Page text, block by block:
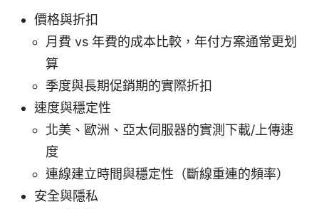
價格與折扣
月費 vs 年費的成本比較，年付方案通常更划
算
季度與長期促銷期的實際折扣
速度與穩定性
北美、歐洲、亞太伺服器的實測下載/上傳速
度
連線建立時間與穩定性（斷線重連的頻率）
安全與隱私